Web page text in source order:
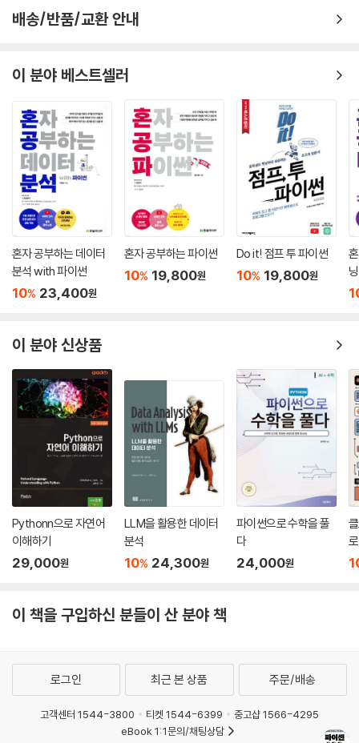
STEP 01 거북이 등장
STEP 02 도형 그리기
핵심 요약
CHAPTER 14 워드클라우드
STEP 01 코랩
STEP 02 워드클라우드
STEP 03 네이버 뉴스 크롤링
핵심 요약
CHAPTER 15 객체 탐지
STEP 02 객체 탐지
STEP 03 객체 탐지 실험
핵심 요약
연습 문제
CHAPTER 16 종합문제
배송/반품/교환 안내
이 분야 베스트셀러
혼자 공부하는 데이터
분석 with 파이썬
10% 23,400원
혼자 공부하는 파이썬
10% 19,800원
Do it! 점프 투 파이썬
10% 19,800원
이 분야 신상품
Pythonn으로 자연어
이해하기
29,000원
LLM을 활용한 데이터
분석
10% 24,300원
파이썬으로 수학을 풀
다
24,000원
로
이 책을 구입하신 분들이 산 분야 책
로그인 최근 본 상품 주문/배송
고객센터 1544-3800 티켓 1544-6399
중고샵 1566-4295
eBook 1:1문의/채팅상담